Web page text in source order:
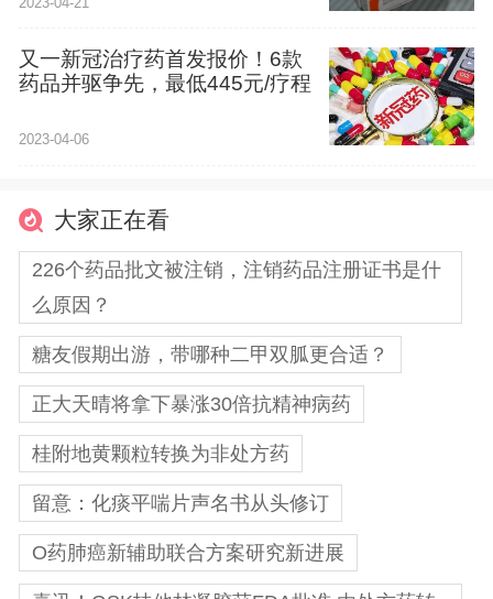
又一新冠治疗药首发报价！6款
药品并驱争先，最低445元/疗程
2023-04-06
大家正在看
226个药品批文被注销，注销药品注册证书是什
么原因？
糖友假期出游，带哪种二甲双胍更合适？
正大天晴将拿下暴涨30倍抗精神病药
桂附地黄颗粒转换为非处方药
留意：化痰平喘片声名书从头修订
O药肺癌新辅助联合方案研究新进展